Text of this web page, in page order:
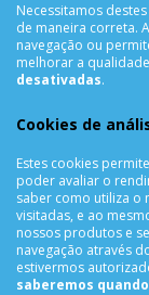
229 380 496
910991733
Segunda a Sexta
Sábado das 9h00
INFORMAÇÕES
Necessitamos
de maneira correta.
navegação ou
melhorar a
desativadas.
Cookies de
Estes cookies
poder avaliar o
saber como utiliza o
visitadas, e ao
nossos produtos e
navegação através
estivermos
saberemos